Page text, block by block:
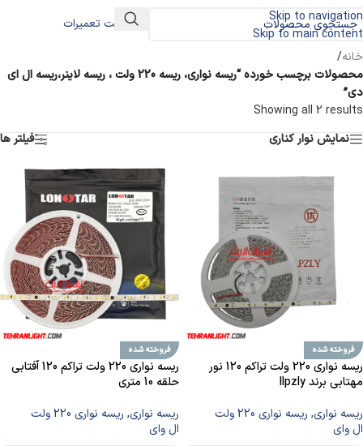
Skip to navigation
Skip to main content
درخواست تعمیرات
خانه/
محصولات برچسب خورده “ریسه نواری، ریسه 220 ولت ، ریسه لاینر،ریسه ال ای
دی”
Showing all 2 results
نمایش نوار کناری
فیلتر ها
فروخته شده
ریسه نواری 220 ولت تراکم 120 نور
مهتابی برند llpzly
ریسه نواری, ریسه نواری 220 ولت
ال وای
فروخته شده
ریسه نواری 220 ولت تراکم 120 آفتابی
حلقه 10 متری
ریسه نواری, ریسه نواری 220 ولت
ال وای